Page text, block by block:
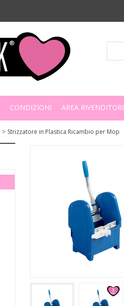
CONDIZIONI AREA RIVENDITORI
> Strizzatore in Plastica Ricambio per Mop